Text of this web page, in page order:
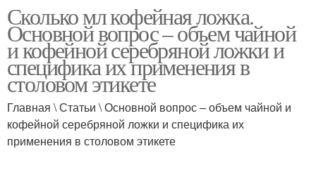
Сыпучие продукты Жидкие продукты
Столовая ложка
Сколько мл кофейная ложка.
Основной вопрос – объем чайной
и кофейной серебряной ложки и
специфика их применения в
столовом этикете
Главная \ Статьи \ Основной вопрос – объем чайной и
кофейной серебряной ложки и специфика их
применения в столовом этикете